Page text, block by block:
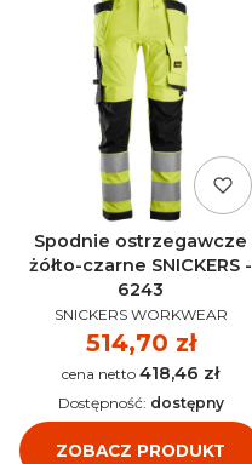
Spodnie ostrzegawcze
żółto-czarne SNICKERS -
6243
PRODUCENT
SNICKERS WORKWEAR
Cena
514,70 zł
Cena 418,46 zł
ZOBACZ PRODUKT
Dostępność: dostępny